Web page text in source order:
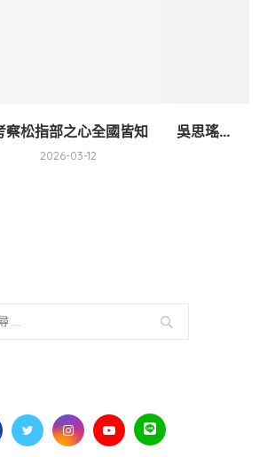
察松指部之心全國皆知 吳思瑤...
2026-03-12